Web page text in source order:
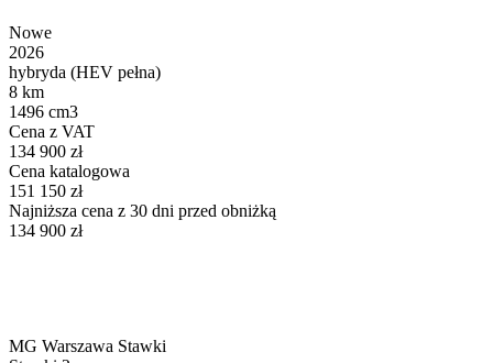
Nowe
2026
hybryda (HEV pełna)
8 km
1496 cm3
Cena z VAT
134 900 zł
Cena katalogowa
151 150 zł
Najniższa cena z 30 dni przed obniżką
134 900 zł
MG Warszawa Stawki